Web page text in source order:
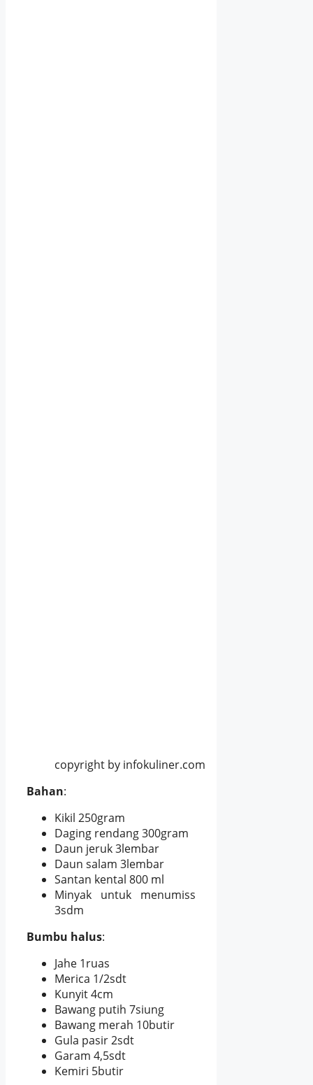
copyright by infokuliner.com
Bahan:
Kikil 250gram
Daging rendang 300gram
Daun jeruk 3lembar
Daun salam 3lembar
Santan kental 800 ml
Minyak untuk menumiss
3sdm
Bumbu halus:
Jahe 1ruas
Merica 1/2sdt
Kunyit 4cm
Bawang putih 7siung
Bawang merah 10butir
Gula pasir 2sdt
Garam 4,5sdt
Kemiri 5butir